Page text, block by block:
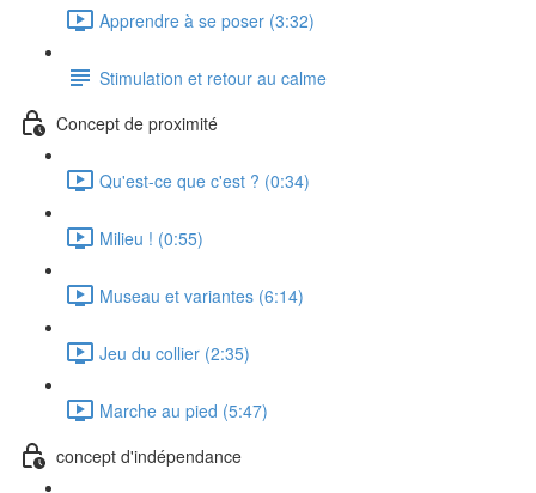
Apprendre à se poser (3:32)
Stimulation et retour au calme
Concept de proximité
Qu'est-ce que c'est ? (0:34)
Milieu ! (0:55)
Museau et variantes (6:14)
Jeu du collier (2:35)
Marche au pied (5:47)
concept d'indépendance